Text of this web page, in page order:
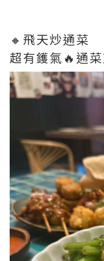
🔸飛天炒通菜
超有鑊氣🔥通